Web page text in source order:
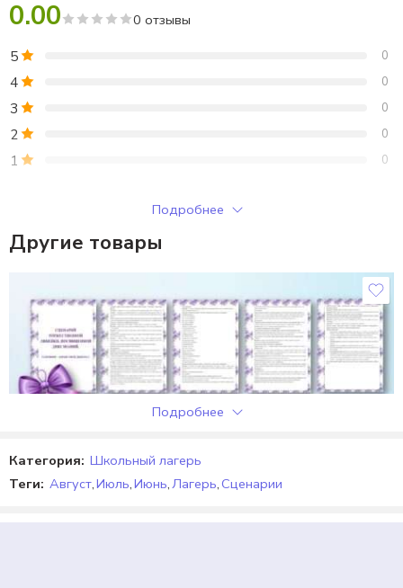
0.00 0 отзывы
5 0
4 0
3 0
2 0
1 0
Только зарегистрированные клиенты, купившие этот товар,
могут публиковать отзывы.
Отзывов пока нет.
Подробнее
Другие товары
Подробнее
Категория: Школьный лагерь
Теги: Август,Июль,Июнь,Лагерь, Сценарии